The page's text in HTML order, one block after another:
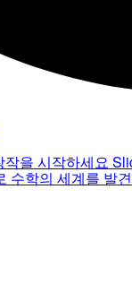
을 시작하세요
수학의 세계를 발